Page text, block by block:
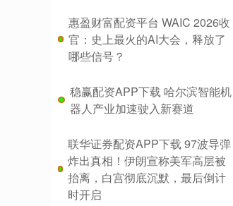
惠盈财富配资平台 WAIC 2026收
官：史上最火的AI大会，释放了
哪些信号？
稳赢配资APP下载 哈尔滨智能机
器人产业加速驶入新赛道
联华证券配资APP下载 97波导弹
炸出真相！伊朗宣称美军高层被
抬离，白宫彻底沉默，最后倒计
时开启